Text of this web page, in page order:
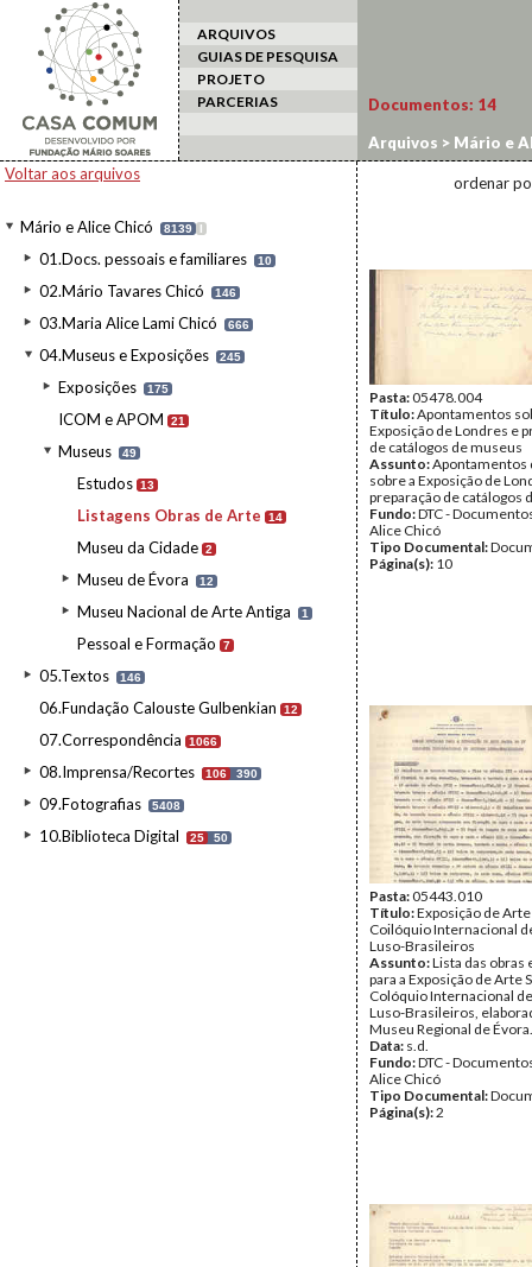
ARQUIVOS
GUIAS DE PESQUISA
PROJETO
PARCERIAS
Voltar aos arquivos
Mário e Alice Chicó 8139 I
01.Docs. pessoais e familiares 10
02.Mário Tavares Chicó 146
03.Maria Alice Lami Chicó 666
04.Museus e Exposições 245
Exposições 175
ICOM e APOM 21
Museus 49
Estudos 13
Listagens Obras de Arte 14
Museu da Cidade 2
Museu de Évora 12
Museu Nacional de Arte Antiga 1
Pessoal e Formação 7
05.Textos 146
06.Fundação Calouste Gulbenkian 12
07.Correspondência 1066
08.Imprensa/Recortes 106 390
09.Fotografias 5408
10.Biblioteca Digital 25 50
Documentos: 14
Arquivos > Mário e
ordenar
Pasta:05478.004
Título:Apontamentos
Exposição de Londres e
de catálogos de museus
Assunto:Apontamentos
sobre a Exposição de
preparação de catálogos
Fundo:DTC -
Alice Chicó
Tipo Documental:
Página(s): 10
Pasta:05443.010
Título:Exposição de Arte
Coilóquio Internacional
Luso-Brasileiros
Assunto:Lista das obras
para a Exposição de Arte
Colóquio Internacional
Luso-Brasileiros,
Museu Regional de Évora.
Data: s.d.
Fundo:DTC -
Alice Chicó
Tipo Documental:
Página(s):2